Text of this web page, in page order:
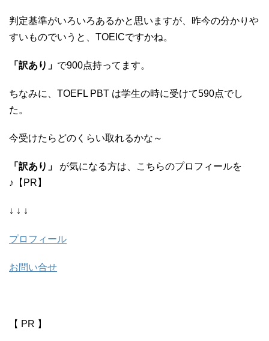
判定基準がいろいろあるかと思いますが、昨今の分かりや
すいものでいうと、TOEICですかね。
「訳あり」 で900点持ってます。
ちなみに、TOEFL PBT は学生の時に受けて590点でし
た。
今受けたらどのくらい取れるかな～
「訳あり」
が気になる方は、こちらのプロフィールを
♪【PR】
↓ ↓ ↓
プロフィール
お問い合せ
【 PR 】